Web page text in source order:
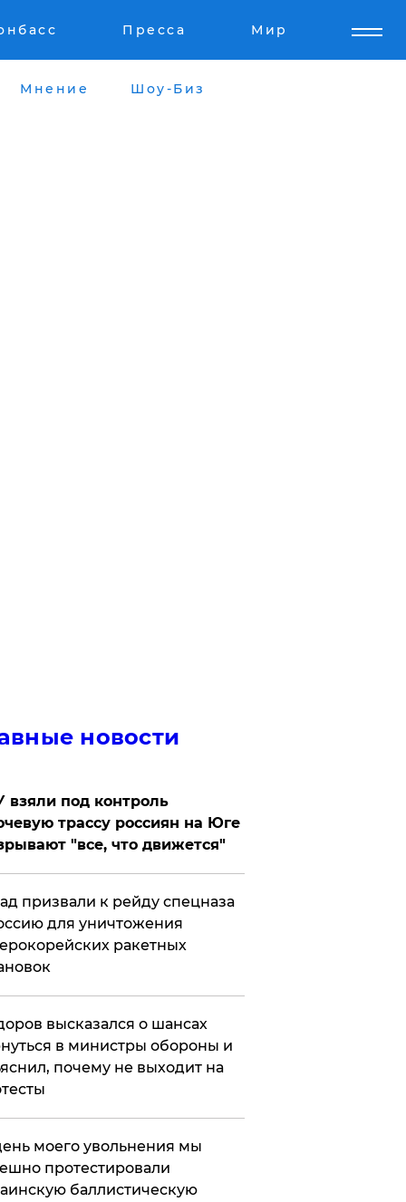
Пресса Мир
Мнение Шоу-Биз
новости
взяли под контроль
трассу россиян на Юге
"все, что движется"
призвали к рейду спецназа
для уничтожения
ракетных
высказался о шансах
в министры обороны и
почему не выходит на
моего увольнения мы
протестировали
баллистическую